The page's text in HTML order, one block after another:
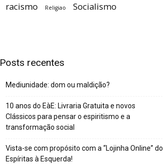
racismo Religiao Socialismo
Posts recentes
Mediunidade: dom ou maldição?
10 anos do EàE: Livraria Gratuita e novos
Clássicos para pensar o espiritismo e a
transformação social
Vista-se com propósito com a “Lojinha Online” do
Espíritas à Esquerda!